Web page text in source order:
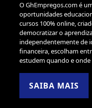
O GhEmpregos.com é
oportunidades
cursos 100% online,
democratizar o
independentemente de
financeira, escolham
estudem quando e onde
SAIBA MAIS